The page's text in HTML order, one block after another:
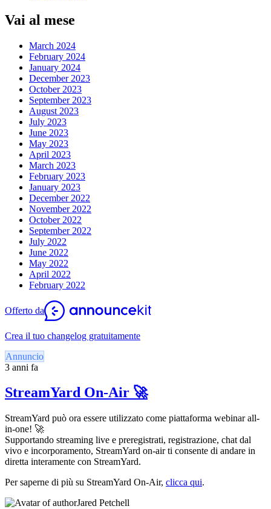
Vai al mese
March 2024
February 2024
January 2024
December 2023
October 2023
September 2023
August 2023
July 2023
June 2023
May 2023
April 2023
March 2023
February 2023
January 2023
December 2022
November 2022
October 2022
September 2022
July 2022
June 2022
May 2022
April 2022
February 2022
Offerto da
Crea il tuo changelog gratuitamente
Annuncio
3 anni fa
StreamYard On-Air 🚀
StreamYard può ora essere utilizzato come piattaforma webinar all-
in-one! 🚀
Supportando streaming live e preregistrati, registrazione, chat dal
vivo e incorporamento, StreamYard on-air ti consente di andare in
diretta interamente con StreamYard.
Per saperne di più su StreamYard On-Air, clicca qui.
Jared Petchell